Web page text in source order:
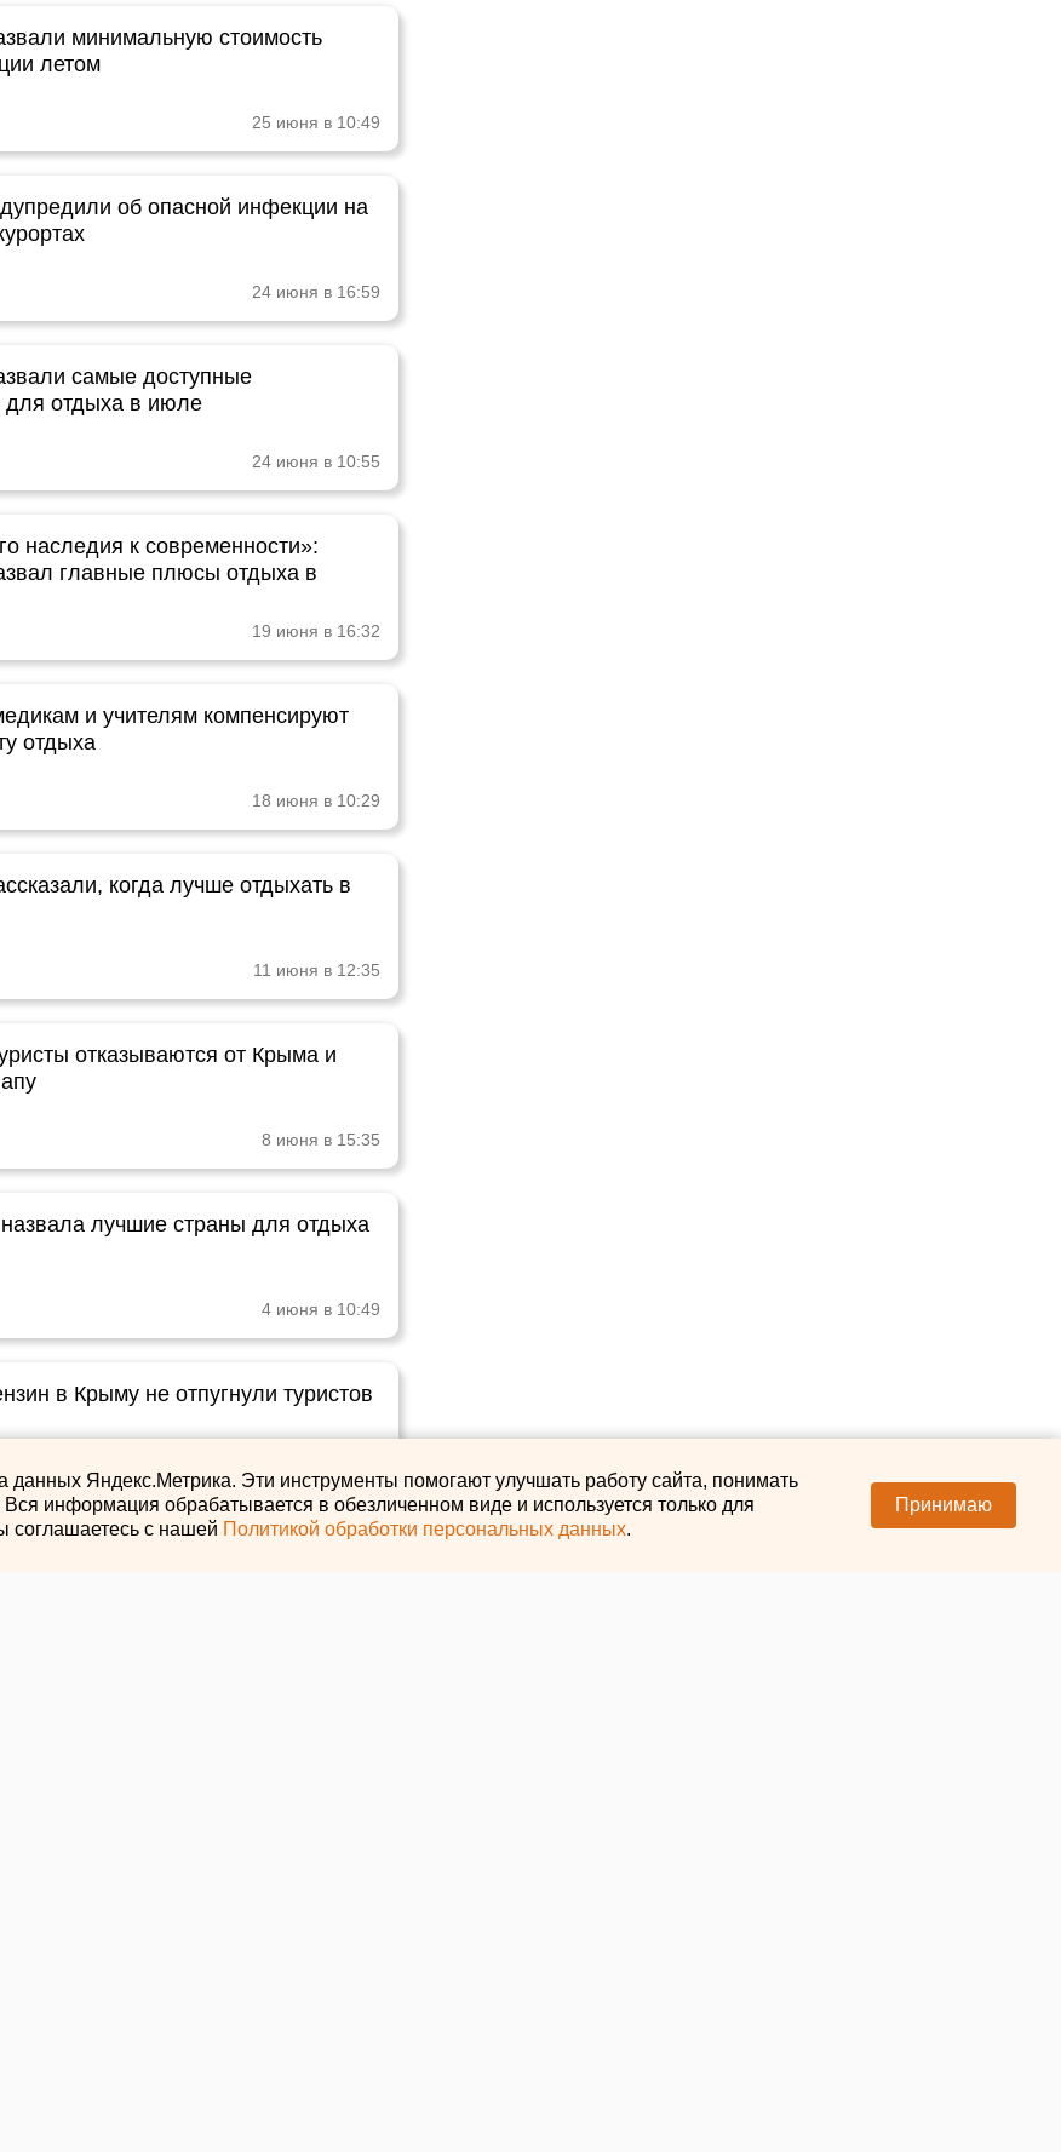
минимальную стоимость
летом
25 июня в 10:49
об опасной инфекции на
24 июня в 16:59
самые доступные
для отдыха в июле
24 июня в 10:55
наследия к современности»:
главные плюсы отдыха в
19 июня в 16:32
и учителям компенсируют
отдыха
18 июня в 10:29
когда лучше отдыхать в
11 июня в 12:35
отказываются от Крыма и
8 июня в 15:35
лучшие страны для отдыха
4 июня в 10:49
в Крыму не отпугнули туристов
2 июня в 16:29
Яндекс.Метрика. Эти инструменты помогают улучшать работу сайта, понимать
информация обрабатывается в обезличенном виде и используется только для
соглашаетесь с нашей Политикой обработки персональных данных.
Принимаю